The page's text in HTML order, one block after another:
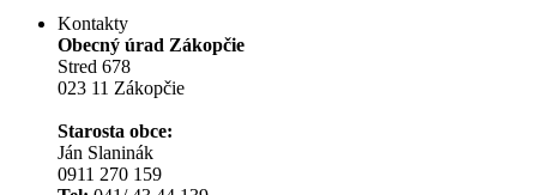
Kontakty
Obecný úrad Zákopčie
Stred 678
023 11 Zákopčie
Starosta obce:
Ján Slaninák
0911 270 159